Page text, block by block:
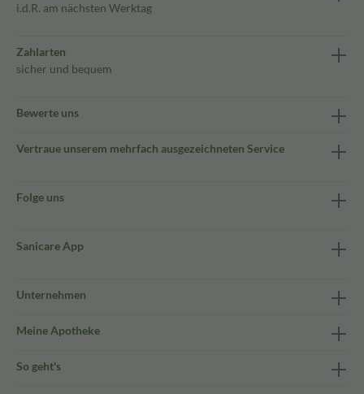
i.d.R. am nächsten Werktag
Zahlarten
sicher und bequem
Bewerte uns
Vertraue unserem mehrfach ausgezeichneten Service
Folge uns
Sanicare App
Unternehmen
Meine Apotheke
So geht's